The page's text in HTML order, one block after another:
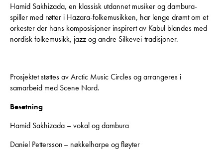
Hamid Sakhizada, en klassisk utdannet musiker og dambura-
spiller med røtter i Hazara-folkemusikken, har lenge drømt om et
orkester der hans komposisjoner inspirert av Kabul blandes med
nordisk folkemusikk, jazz og andre Silkevei-tradisjoner.
Prosjektet støttes av Arctic Music Circles og arrangeres i
samarbeid med Scene Nord.
Besetning
Hamid Sakhizada – vokal og dambura
Daniel Pettersson – nøkkelharpe og fløyter